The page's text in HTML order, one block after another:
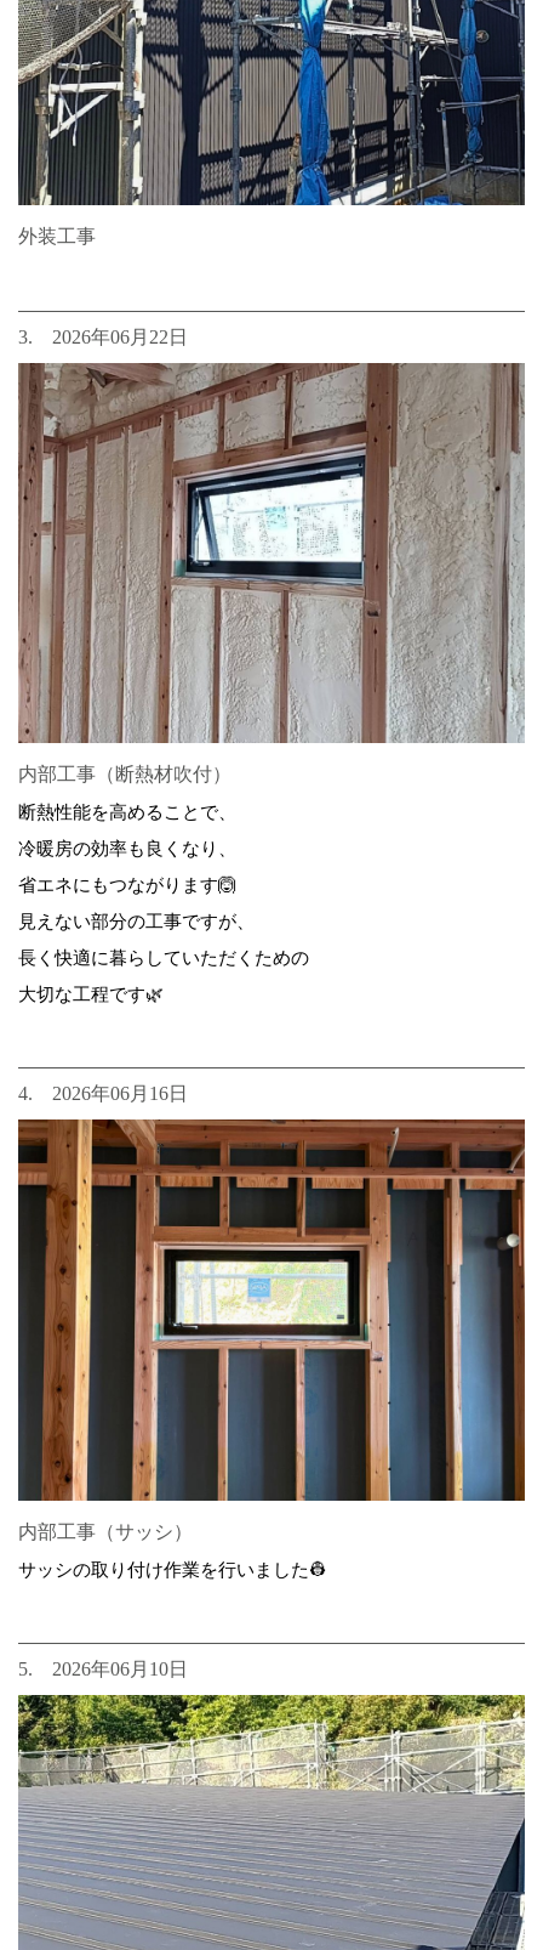
外装工事
3. 2026年06月22日
内部工事（断熱材吹付）
断熱性能を高めることで、
冷暖房の効率も良くなり、
省エネにもつながります🙆
見えない部分の工事ですが、
長く快適に暮らしていただくための
大切な工程です🌿
4. 2026年06月16日
内部工事（サッシ）
サッシの取り付け作業を行いました👷
5. 2026年06月10日